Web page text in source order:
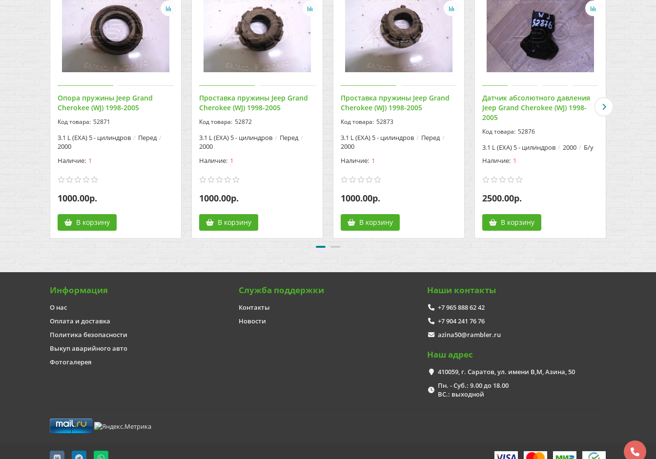
Опора пружины Jeep Grand
Cherokee (WJ) 1998-2005
52871
3.1 L (EXA) 5 - цилиндров
Перед
2000
1
1000.00р.
В корзину
Проставка пружины Jeep Grand
Cherokee (WJ) 1998-2005
52872
3.1 L (EXA) 5 - цилиндров
Перед
2000
1
1000.00р.
В корзину
Проставка пружины Jeep Grand
Cherokee (WJ) 1998-2005
52873
3.1 L (EXA) 5 - цилиндров
Перед
2000
1
1000.00р.
В корзину
Датчик абсолютного давления
Jeep Grand Cherokee (WJ) 1998-
2005
52876
3.1 L (EXA) 5 - цилиндров 2000 Б/у
1
2500.00р.
В корзину
Информация
О нас
Оплата и доставка
Политика безопасности
Выкуп аварийного авто
Фотогалерея
Служба поддержки
Контакты
Новости
Наши контакты
+7 965 888 62 42
+7 904 241 76 76
azina50@rambler.ru
Наш адрес
410059, г. Саратов, ул. имени В,М, Азина, 50
Пн. - Суб.: 9.00 до 18.00
ВС.: выходной